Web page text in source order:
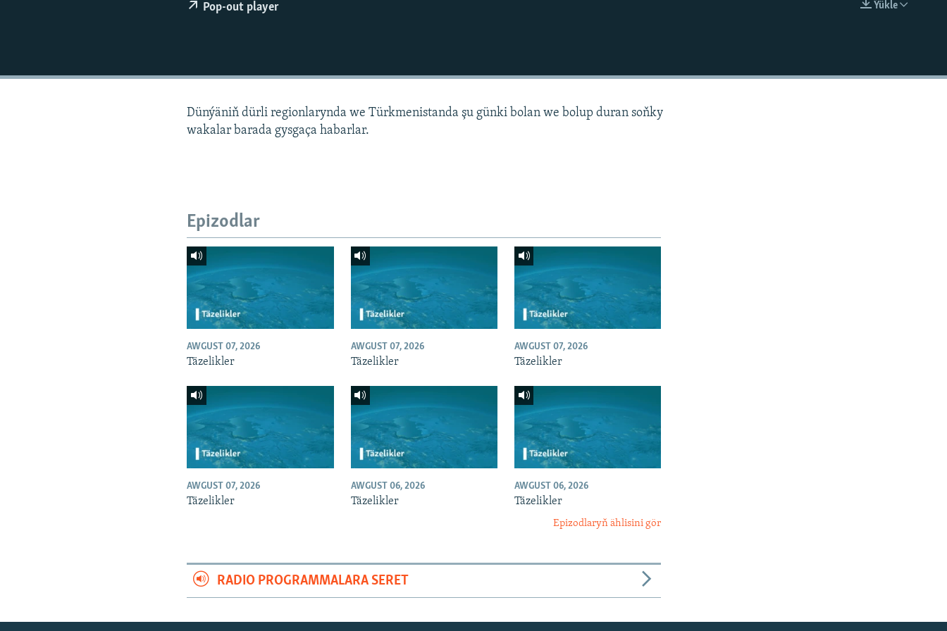
Ýükle
Pop-out player
Dünýäniň dürli regionlarynda we Türkmenistanda şu günki bolan we bolup duran soňky
wakalar barada gysgaça habarlar.
Epizodlar
AWGUST 07, 2026
Täzelikler
AWGUST 07, 2026
Täzelikler
AWGUST 07, 2026
Täzelikler
AWGUST 07, 2026
Täzelikler
AWGUST 06, 2026
Täzelikler
AWGUST 06, 2026
Täzelikler
Epizodlaryň ählisini gör
RADIO PROGRAMMALARA SERET